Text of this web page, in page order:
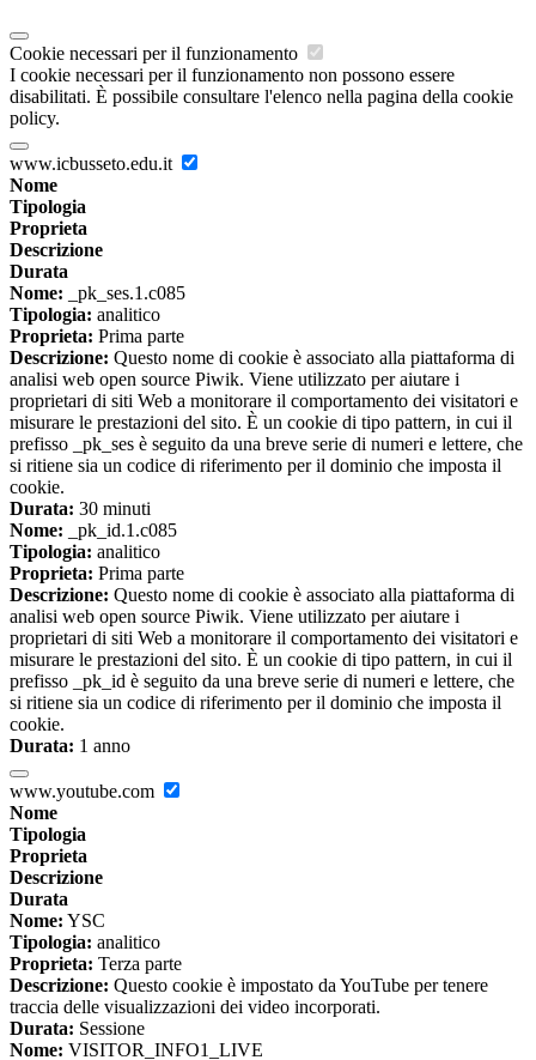
Cookie necessari per il funzionamento
I cookie necessari per il funzionamento non possono essere
disabilitati. È possibile consultare l'elenco nella pagina della cookie
policy.
www.icbusseto.edu.it
Nome
Tipologia
Proprieta
Descrizione
Durata
Nome: _pk_ses.1.c085
Tipologia: analitico
Proprieta: Prima parte
Descrizione: Questo nome di cookie è associato alla piattaforma di
analisi web open source Piwik. Viene utilizzato per aiutare i
proprietari di siti Web a monitorare il comportamento dei visitatori e
misurare le prestazioni del sito. È un cookie di tipo pattern, in cui il
prefisso _pk_ses è seguito da una breve serie di numeri e lettere, che
si ritiene sia un codice di riferimento per il dominio che imposta il
cookie.
Durata: 30 minuti
Nome: _pk_id.1.c085
Tipologia: analitico
Proprieta: Prima parte
Descrizione: Questo nome di cookie è associato alla piattaforma di
analisi web open source Piwik. Viene utilizzato per aiutare i
proprietari di siti Web a monitorare il comportamento dei visitatori e
misurare le prestazioni del sito. È un cookie di tipo pattern, in cui il
prefisso _pk_id è seguito da una breve serie di numeri e lettere, che
si ritiene sia un codice di riferimento per il dominio che imposta il
cookie.
Durata: 1 anno
www.youtube.com
Nome
Tipologia
Proprieta
Descrizione
Durata
Nome: YSC
Tipologia: analitico
Proprieta: Terza parte
Descrizione: Questo cookie è impostato da YouTube per tenere
traccia delle visualizzazioni dei video incorporati.
Durata: Sessione
Nome: VISITOR_INFO1_LIVE